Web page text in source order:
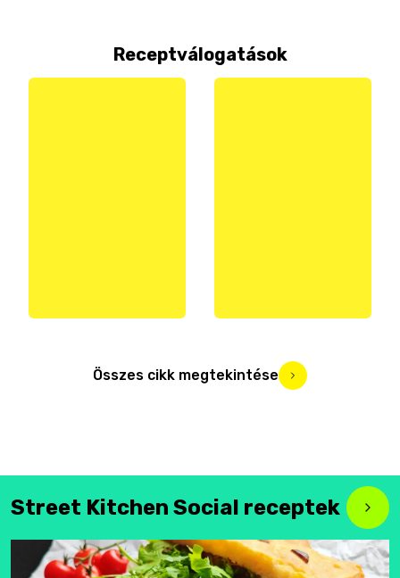
Receptválogatások
Összes cikk megtekintése
Street Kitchen Social receptek